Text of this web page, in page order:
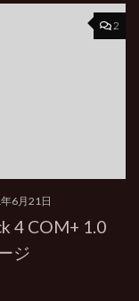
2
6月21日
4 COM+ 1.0
ジ